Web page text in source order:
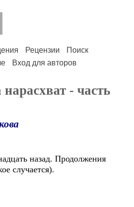
Рецензии
Поиск
Вход для авторов
- часть
назад. Продолжения
случается).